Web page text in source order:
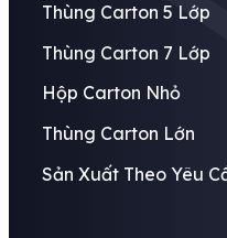
Thùng Carton 5 Lớp
Thùng Carton 7 Lớp
Hộp Carton Nhỏ
Thùng Carton Lớn
Sản Xuất Theo Yêu